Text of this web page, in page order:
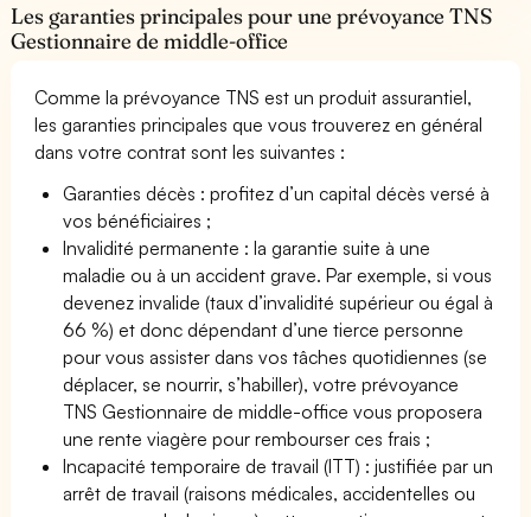
Les garanties principales pour une prévoyance TNS
Gestionnaire de middle-office
Comme la prévoyance TNS est un produit assurantiel,
les garanties principales que vous trouverez en général
dans votre contrat sont les suivantes :
Garanties décès : profitez d’un capital décès versé à
vos bénéficiaires ;
Invalidité permanente : la garantie suite à une
maladie ou à un accident grave. Par exemple, si vous
devenez invalide (taux d’invalidité supérieur ou égal à
66 %) et donc dépendant d’une tierce personne
pour vous assister dans vos tâches quotidiennes (se
déplacer, se nourrir, s’habiller), votre prévoyance
TNS Gestionnaire de middle-office vous proposera
une rente viagère pour rembourser ces frais ;
Incapacité temporaire de travail (ITT) : justifiée par un
arrêt de travail (raisons médicales, accidentelles ou